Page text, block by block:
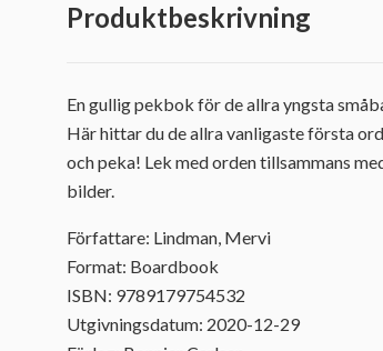
Produktbeskrivning
En gullig pekbok för de allra yngsta
Här hittar du de allra vanligaste första
och peka! Lek med orden tillsammans
bilder.
Författare: Lindman, Mervi
Format: Boardbook
ISBN: 9789179754532
Utgivningsdatum: 2020-12-29